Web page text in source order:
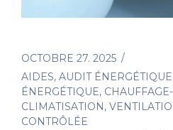
OCTOBRE 27. 2025
AIDES, AUDIT ÉNERGÉTIQUE
ÉNERGÉTIQUE,
CLIMATISATION,
CONTRÔLÉE